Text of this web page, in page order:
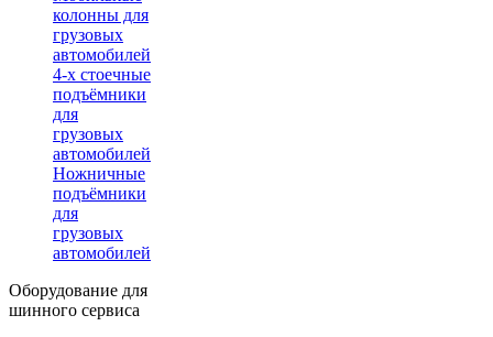
колонны для
грузовых
автомобилей
4-х стоечные
подъёмники
для
грузовых
автомобилей
Ножничные
подъёмники
для
грузовых
автомобилей
Оборудование для
шинного сервиса